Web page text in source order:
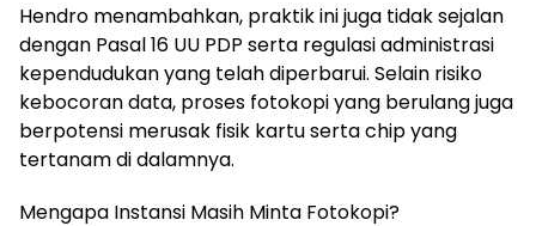
​Hendro menambahkan, praktik ini juga tidak sejalan
dengan Pasal 16 UU PDP serta regulasi administrasi
kependudukan yang telah diperbarui. Selain risiko
kebocoran data, proses fotokopi yang berulang juga
berpotensi merusak fisik kartu serta chip yang
tertanam di dalamnya.
​Mengapa Instansi Masih Minta Fotokopi?